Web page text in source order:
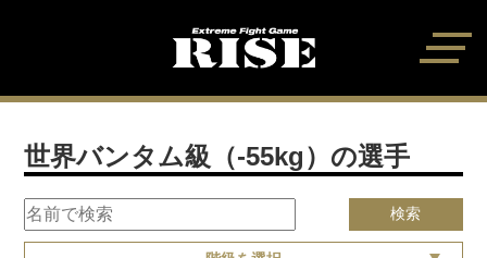
世界バンタム級（-55kg）の選手
検索